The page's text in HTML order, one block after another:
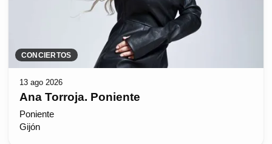
CONCIERTOS
13 ago 2026
Ana Torroja. Poniente
Poniente
Gijón